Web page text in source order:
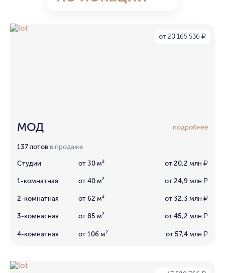
от 20 165 536 ₽
МОД подробнее
137 лотов в продаже
Студии от 30 м² от 20,2 млн ₽
1-комнатная от 40 м² от 24,9 млн ₽
2-комнатная от 62 м² от 32,3 млн ₽
3-комнатная от 85 м² от 45,2 млн ₽
4-комнатная от 106 м² от 57,4 млн ₽